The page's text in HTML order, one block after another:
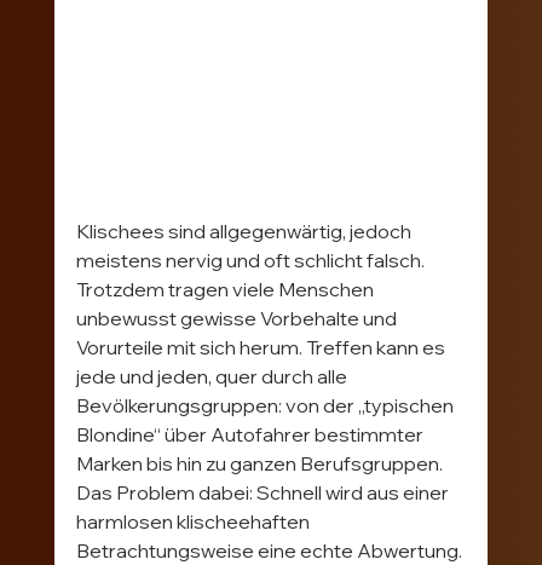
Klischees sind allgegenwärtig, jedoch
meistens nervig und oft schlicht falsch.
Trotzdem tragen viele Menschen
unbewusst gewisse Vorbehalte und
Vorurteile mit sich herum. Treffen kann es
jede und jeden, quer durch alle
Bevölkerungsgruppen: von der „typischen
Blondine“ über Autofahrer bestimmter
Marken bis hin zu ganzen Berufsgruppen.
Das Problem dabei: Schnell wird aus einer
harmlosen klischeehaften
Betrachtungsweise eine echte Abwertung.